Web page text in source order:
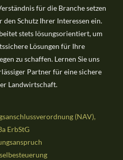
für die Branche setzen
Schutz Ihrer Interessen ein.
stets lösungsorientiert, um
Lösungen für Ihre
zu schaffen. Lernen Sie uns
Partner für eine sichere
Landwirtschaft.
(NAV),
ErbStG